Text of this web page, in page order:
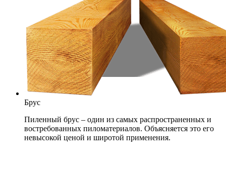
Брус
Пиленный брус – один из самых распространенных и
востребованных пиломатериалов. Объясняется это его
невысокой ценой и широтой применения.